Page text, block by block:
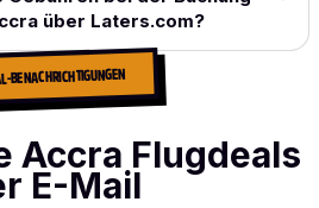
über Laters.com?
BENACHRICHTIGUNGEN
Accra Flugdeals
E-Mail